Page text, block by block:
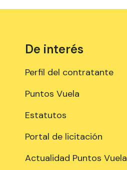
De interés
Perfil del contratante
Puntos Vuela
Estatutos
Portal de licitación
Actualidad Puntos Vuela